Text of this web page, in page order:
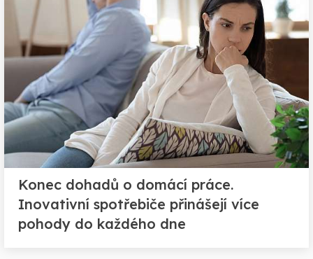
Konec dohadů o domácí práce.
Inovativní spotřebiče přinášejí více
pohody do každého dne